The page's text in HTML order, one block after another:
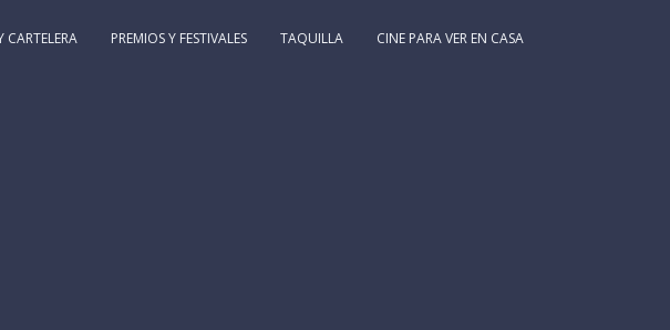
CARTELERA PREMIOS Y FESTIVALES TAQUILLA CINE PARA VER EN CASA